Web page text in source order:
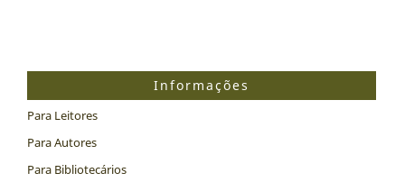
Informações
Para Leitores
Para Autores
Para Bibliotecários